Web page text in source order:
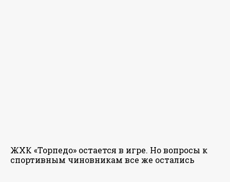
ЖХК «Торпедо» остается в игре. Но вопросы к
спортивным чиновникам все же остались